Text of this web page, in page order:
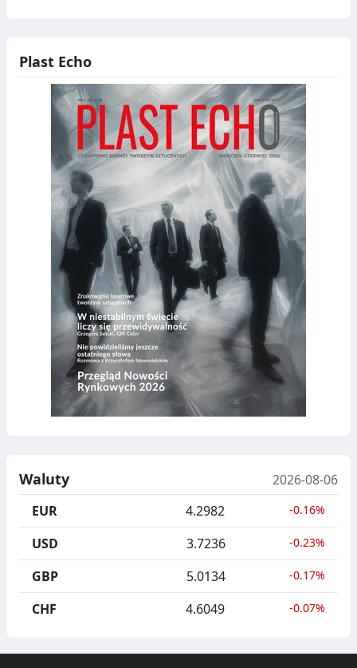
Plast Echo
Waluty
2026-08-06
EUR
4.2982 -0.16%
USD 3.7236 -0.23%
GBP 5.0134 -0.17%
CHF 4.6049 -0.07%